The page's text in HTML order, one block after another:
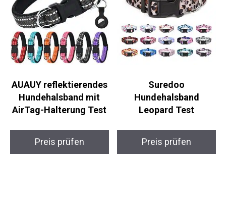
AUAUY reflektierendes
Hundehalsband mit
AirTag-Halterung Test
Preis prüfen
Suredoo
Hundehalsband
Leopard Test
Preis prüfen